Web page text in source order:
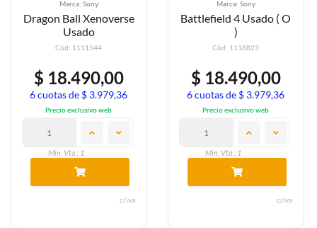
Marca: Sony
Dragon Ball Xenoverse
Usado
Cód: 1111544
$ 18.490,00
6 cuotas de $ 3.979,36
Precio exclusivo web
Min. Vta.: 1
c/iva
Marca: Sony
Battlefield 4 Usado ( O
)
Cód: 1118823
$ 18.490,00
6 cuotas de $ 3.979,36
Precio exclusivo web
Min. Vta.: 1
c/iva